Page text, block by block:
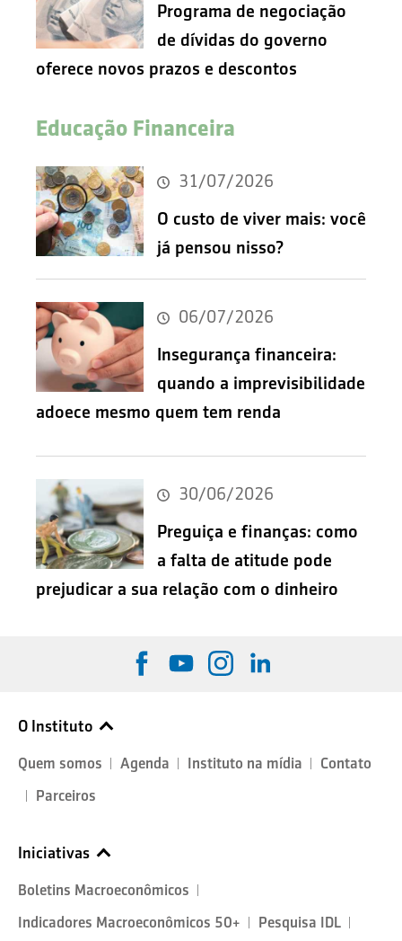
Programa de negociação
de dívidas do governo
oferece novos prazos e descontos
Educação Financeira
31/07/2026
O custo de viver mais: você
já pensou nisso?
06/07/2026
Insegurança financeira:
quando a imprevisibilidade
adoece mesmo quem tem renda
30/06/2026
Preguiça e finanças: como
a falta de atitude pode
prejudicar a sua relação com o dinheiro
O Instituto
Quem somos Agenda Instituto na mídia
Contato
Parceiros
Iniciativas
Boletins Macroeconômicos
Indicadores Macroeconômicos 50+
Pesquisa IDL